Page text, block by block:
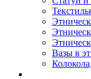
Вазы в